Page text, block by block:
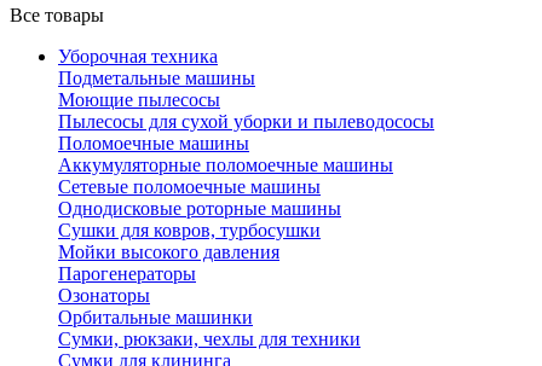
Все товары
Уборочная техника
Подметальные машины
Моющие пылесосы
Пылесосы для сухой уборки и пылеводососы
Поломоечные машины
Аккумуляторные поломоечные машины
Сетевые поломоечные машины
Однодисковые роторные машины
Сушки для ковров, турбосушки
Мойки высокого давления
Парогенераторы
Озонаторы
Орбитальные машинки
Сумки, рюкзаки, чехлы для техники
Сумки для клининга